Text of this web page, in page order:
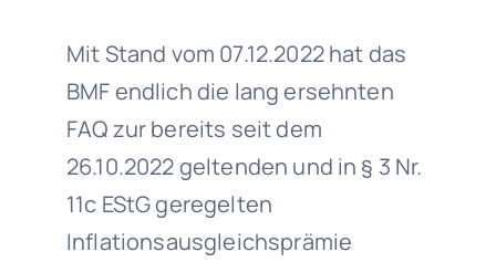
Mit Stand vom 07.12.2022 hat das
BMF endlich die lang ersehnten
FAQ zur bereits seit dem
26.10.2022 geltenden und in § 3 Nr.
11c EStG geregelten
Inflationsausgleichsprämie